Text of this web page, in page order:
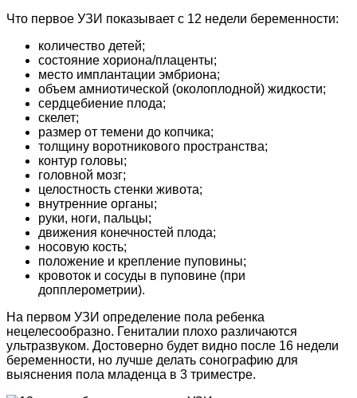
Что первое УЗИ показывает с 12 недели беременности:
количество детей;
состояние хориона/плаценты;
место имплантации эмбриона;
объем амниотической (околоплодной) жидкости;
сердцебиение плода;
скелет;
размер от темени до копчика;
толщину воротникового пространства;
контур головы;
головной мозг;
целостность стенки живота;
внутренние органы;
руки, ноги, пальцы;
движения конечностей плода;
носовую кость;
положение и крепление пуповины;
кровоток и сосуды в пуповине (при
допплерометрии).
На первом УЗИ определение пола ребенка
нецелесообразно. Гениталии плохо различаются
ультразвуком. Достоверно будет видно после 16 недели
беременности, но лучше делать сонографию для
выяснения пола младенца в 3 триместре.